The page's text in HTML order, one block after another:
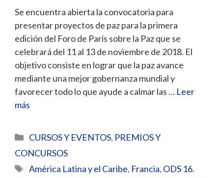
Se encuentra abierta la convocatoria para
presentar proyectos de paz para la primera
edición del Foro de París sobre la Paz que se
celebrará del 11 al 13 de noviembre de 2018. El
objetivo consiste en lograr que la paz avance
mediante una mejor gobernanza mundial y
favorecer todo lo que ayude a calmar las … Leer
más
Categorías
CURSOS Y EVENTOS, PREMIOS Y
CONCURSOS
Etiquetas
América Latina y el Caribe, Francia, ODS 16.